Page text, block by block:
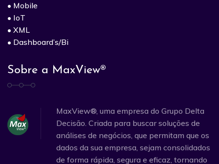
• Mobile
• IoT
• XML
• Dashboard’s/Bi
Sobre a MaxView®
MaxView®, uma empresa do Grupo Delta
Decisão. Criada para buscar soluções de
análises de negócios, que permitam que os
dados da sua empresa, sejam consolidados
de forma rápida, segura e eficaz, tornando